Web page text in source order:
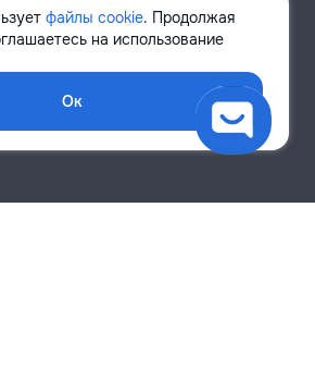
файлы cookie. Продолжая
на использование
Ок
Кишинёв
Ботаника